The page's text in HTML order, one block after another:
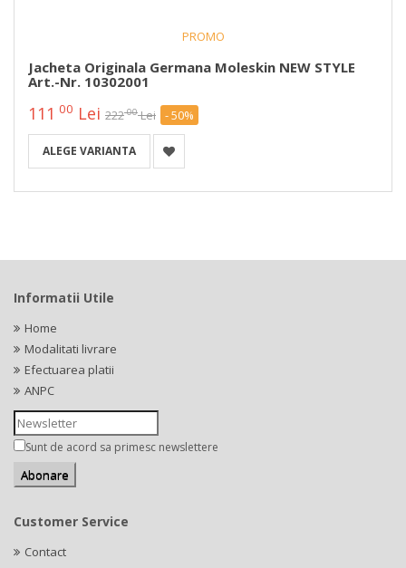
PROMO
Jacheta Originala Germana Moleskin NEW STYLE
Art.-Nr. 10302001
111 00 Lei 22200 Lei - 50%
ALEGE VARIANTA
Informatii Utile
Home
Modalitati livrare
Efectuarea platii
ANPC
Sunt de acord sa primesc newslettere
Customer Service
Contact